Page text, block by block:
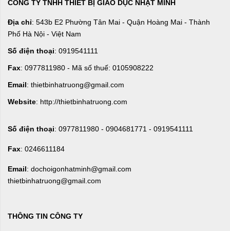
CÔNG TY TNHH THIẾT BỊ GIÁO DỤC NHẬT MINH
Địa chỉ: 543b E2 Phường Tân Mai - Quận Hoàng Mai - Thành
Phố Hà Nội - Việt Nam
Số điện thoại: 0919541111
Fax: 0977811980 - Mã số thuế: 0105908222
Email: thietbinhatruong@gmail.com
Website: http://thietbinhatruong.com
Số điện thoại: 0977811980 - 0904681771 - 0919541111
Fax: 0246611184
Email: dochoigonhatminh@gmail.com
thietbinhatruong@gmail.com
THÔNG TIN CÔNG TY